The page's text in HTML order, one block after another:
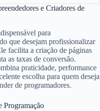
e Criadores de
para
que desejam profissionalizar
facilita a criação de páginas
as taxas de conversão.
praticidade, performance
escolha para quem deseja
de programadores.
Programação